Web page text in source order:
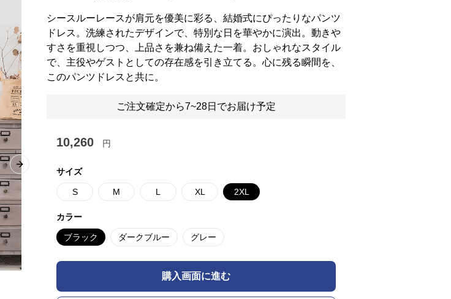
Next slide
シースルーレースが肩元を優美に彩る、結婚式にぴったりなパンツ
ドレス。洗練されたデザインで、特別な日を華やかに演出。動きや
すさを重視しつつ、上品さを兼ね備えた一着。おしゃれなスタイル
で、主役やゲストとしての存在感を引き立てる。心に残る瞬間を、
このパンツドレスと共に。
ご注文確定から7~28日でお届け予定
10,260 円
サイズ
S M L XL 2XL
カラー
ブラック ダークブルー グレー
購入画面に進む